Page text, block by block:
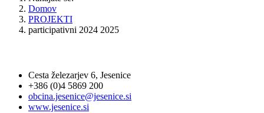
Domov
PROJEKTI
participativni 2024 2025
Cesta železarjev 6, Jesenice
+386 (0)4 5869 200
obcina.jesenice@jesenice.si
www.jesenice.si